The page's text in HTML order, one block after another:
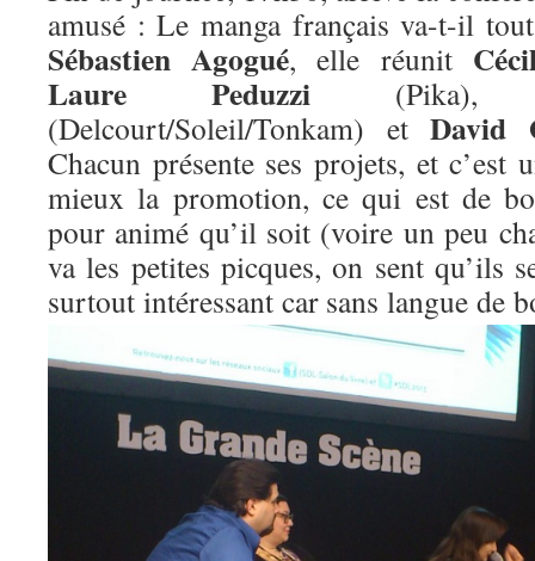
amusé : Le manga français va-t-il
Sébastien Agogué, elle réunit
Laure Peduzzi
(Delcourt/Soleil/Tonkam) etDavid
Chacun présente ses projets, et
mieux la promotion, ce qui est de
pour animé qu’il soit (voire un peu
va les petites picques, on sent qu’ils
surtout intéressant car sans langue de